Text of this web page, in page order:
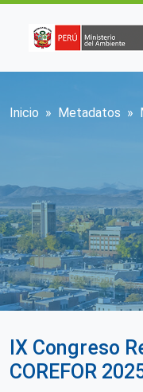
Sobrescribir
Inicio Metadatos
IX Congreso
COREFOR